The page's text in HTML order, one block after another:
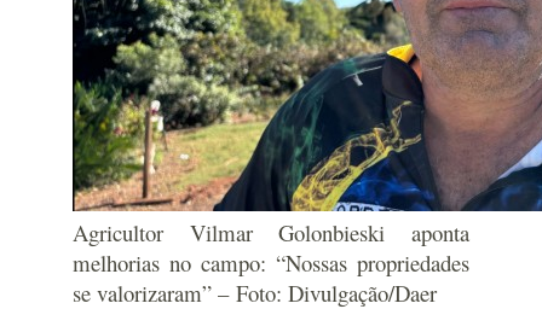
Agricultor Vilmar Golonbieski aponta
melhorias no campo: “Nossas propriedades
se valorizaram” – Foto: Divulgação/Daer